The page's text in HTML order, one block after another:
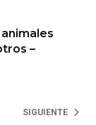
–
SIGUIENTE